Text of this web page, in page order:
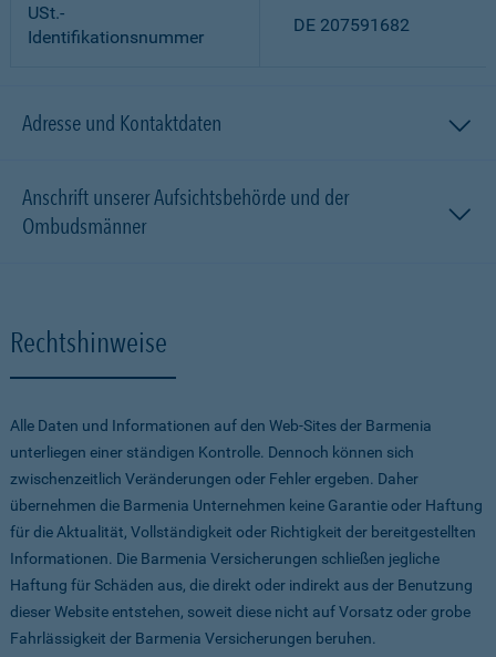
USt.-
Identifikationsnummer
DE 207591682
Adresse und Kontaktdaten
Anschrift unserer Aufsichtsbehörde und der
Ombudsmänner
Rechtshinweise
Alle Daten und Informationen auf den Web-Sites der Barmenia
unterliegen einer ständigen Kontrolle. Dennoch können sich
zwischenzeitlich Veränderungen oder Fehler ergeben. Daher
übernehmen die Barmenia Unternehmen keine Garantie oder Haftung
für die Aktualität, Vollständigkeit oder Richtigkeit der bereitgestellten
Informationen. Die Barmenia Versicherungen schließen jegliche
Haftung für Schäden aus, die direkt oder indirekt aus der Benutzung
dieser Website entstehen, soweit diese nicht auf Vorsatz oder grobe
Fahrlässigkeit der Barmenia Versicherungen beruhen.